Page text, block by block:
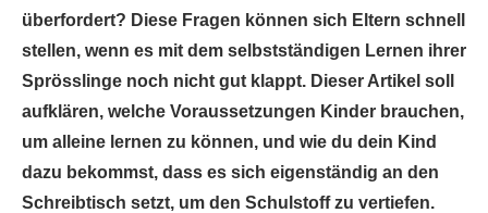
überfordert? Diese Fragen können sich Eltern schnell
stellen, wenn es mit dem selbstständigen Lernen ihrer
Sprösslinge noch nicht gut klappt. Dieser Artikel soll
aufklären, welche Voraussetzungen Kinder brauchen,
um alleine lernen zu können, und wie du dein Kind
dazu bekommst, dass es sich eigenständig an den
Schreibtisch setzt, um den Schulstoff zu vertiefen.